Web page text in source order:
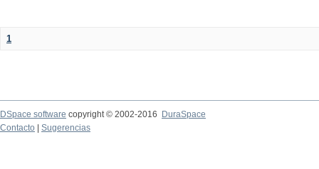
1
DSpace software copyright © 2002-2016
DuraSpace
Contacto
Sugerencias